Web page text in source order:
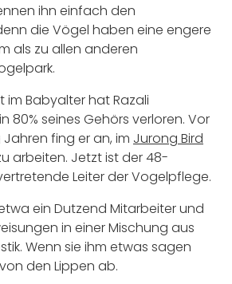
ihn einfach den
die Vögel haben eine engere
als zu allen anderen
im Babyalter hat Razali
80% seines Gehörs verloren. Vor
fing er an, im Jurong Bird
arbeiten. Jetzt ist der 48-
Leiter der Vogelpflege.
ein Dutzend Mitarbeiter und
in einer Mischung aus
Wenn sie ihm etwas sagen
den Lippen ab.